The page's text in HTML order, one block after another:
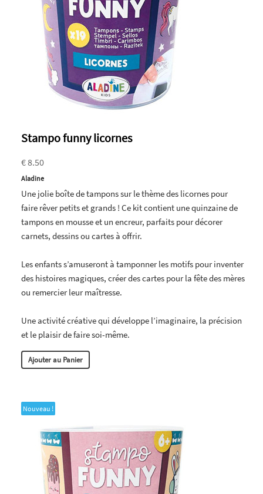
Stampo funny licornes
€ 8.50
Aladine
Une jolie boîte de tampons sur le thème des licornes pour
faire rêver petits et grands ! Ce kit contient une quinzaine de
tampons en mousse et un encreur, parfaits pour décorer
carnets, dessins ou cartes à offrir.
Les enfants s’amuseront à tamponner les motifs pour inventer
des histoires magiques, créer des cartes pour la fête des mères
ou remercier leur maîtresse.
Une activité créative qui développe l’imaginaire, la précision
et le plaisir de faire soi-même.
Ajouter au Panier
Nouveau !